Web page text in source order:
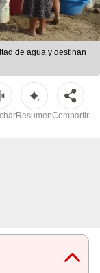
de agua y destinan
ResumenCompartir